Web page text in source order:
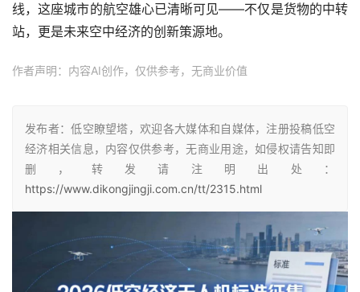
线，这座城市的航空雄心已清晰可见——不仅是货物的中转
站，更是未来空中经济的创新策源地。
作者声明：内容AI创作，仅供参考，无商业价值
发布者：低空瞭望塔，欢迎各大媒体和自媒体，注册投稿低空
经济相关信息，内容仅供参考，无商业用途，如侵权请告知即
删，转发请注明出处：
https://www.dikongjingji.com.cn/tt/2315.html